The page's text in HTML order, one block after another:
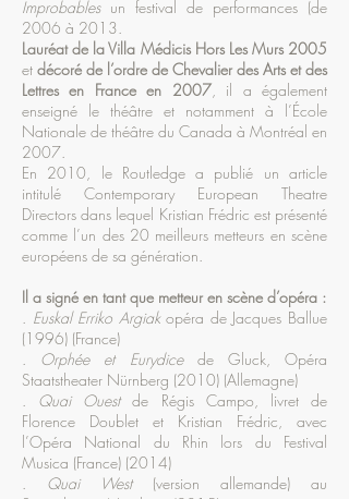
Improbablesun festival de performances (de
2006 à 2013.
Lauréat de la Villa Médicis Hors Les Murs 2005
et décoré de l’ordre de Chevalier des Arts et des
Lettres en France en 2007, il a également
enseigné le théâtre et notamment à l’École
Nationale de théâtre du Canada à Montréal en
2007.
En 2010, le Routledge a publié un article
intitulé Contemporary European Theatre
Directors dans lequel Kristian Frédric est présenté
comme l’un des 20 meilleurs metteurs en scène
européens de sa génération.
Il a signé en tant que metteur en scène d’opéra :
Euskal Erriko Argiakopéra de Jacques Ballue
(1996) (France)
Orphée et Eurydicede Gluck, Opéra
Staatstheater Nürnberg (2010) (Allemagne)
Quai Ouestde Régis Campo, livret de
Florence Doublet et Kristian Frédric, avec
l’Opéra National du Rhin lors du Festival
Musica (France) (2014)
Quai West(version allemande) au